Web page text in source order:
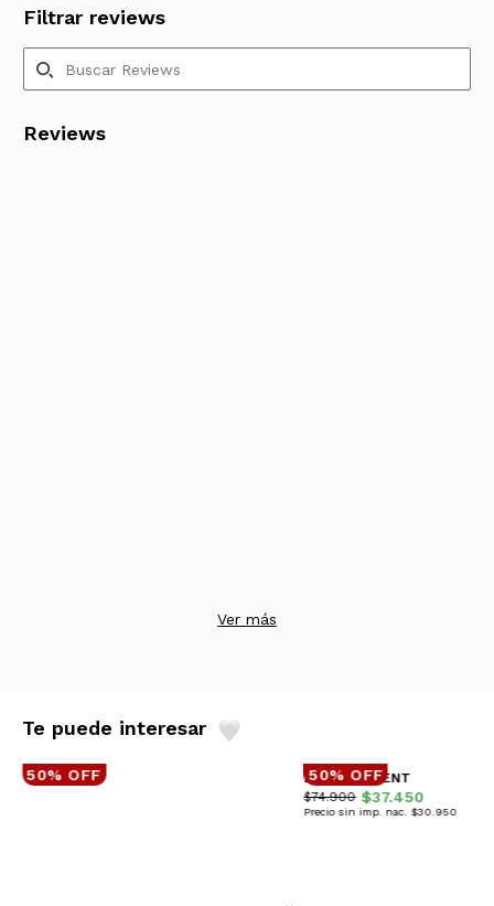
Filtrar reviews
Reviews
Ver más
Te puede interesar
50% OFF 50% OFF
BUZO PIGMENT
$74.900 $37.450
Precio sin imp. nac. $30.950